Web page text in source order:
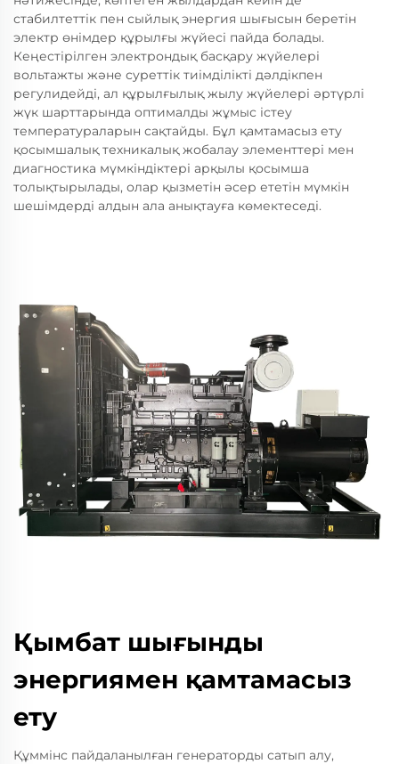
стабилтеттік пен сыйлық энергия шығысын беретін
электр өнімдер құрылғы жүйесі пайда болады.
Кеңестірілген электрондық басқару жүйелері
вольтажты және суреттік тиімділікті дәлдікпен
регулидейді, ал құрылғылық жылу жүйелері әртүрлі
жүк шарттарында оптималды жұмыс істеу
температураларын сақтайды. Бұл қамтамасыз ету
қосымшалық техникалық жобалау элементтері мен
диагностика мүмкіндіктері арқылы қосымша
толықтырылады, олар қызметін әсер ететін мүмкін
шешімдерді алдын ала анықтауға көмектеседі.
Қымбат шығынды
энергиямен қамтамасыз
ету
Құммінс пайдаланылған генераторды сатып алу,